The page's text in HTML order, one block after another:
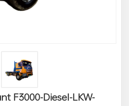
F3000-Diesel-LKW-